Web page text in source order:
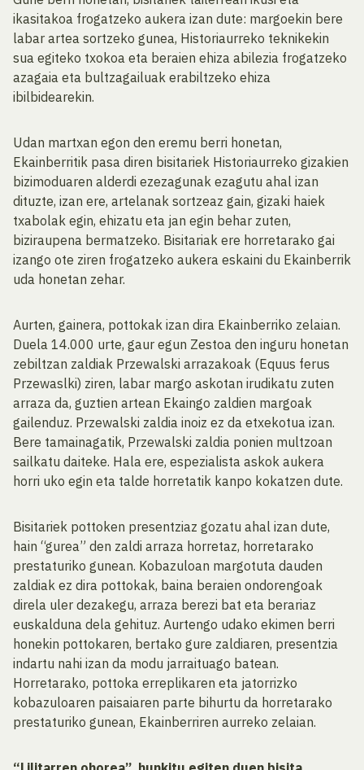
ikasitakoa frogatzeko aukera izan dute: margoekin bere
labar artea sortzeko gunea, Historiaurreko teknikekin
sua egiteko txokoa eta beraien ehiza abilezia frogatzeko
azagaia eta bultzagailuak erabiltzeko ehiza
ibilbidearekin.
Udan martxan egon den eremu berri honetan,
Ekainberritik pasa diren bisitariek Historiaurreko gizakien
bizimoduaren alderdi ezezagunak ezagutu ahal izan
dituzte, izan ere, artelanak sortzeaz gain, gizaki haiek
txabolak egin, ehizatu eta jan egin behar zuten,
biziraupena bermatzeko. Bisitariak ere horretarako gai
izango ote ziren frogatzeko aukera eskaini du Ekainberrik
uda honetan zehar.
Aurten, gainera, pottokak izan dira Ekainberriko zelaian.
Duela 14.000 urte, gaur egun Zestoa den inguru honetan
zebiltzan zaldiak Przewalski arrazakoak (Equus ferus
Przewaslki) ziren, labar margo askotan irudikatu zuten
arraza da, guztien artean Ekaingo zaldien margoak
gailenduz. Przewalski zaldia inoiz ez da etxekotua izan.
Bere tamainagatik, Przewalski zaldia ponien multzoan
sailkatu daiteke. Hala ere, espezialista askok aukera
horri uko egin eta talde horretatik kanpo kokatzen dute.
Bisitariek pottoken presentziaz gozatu ahal izan dute,
hain “gurea” den zaldi arraza horretaz, horretarako
prestaturiko gunean. Kobazuloan margotuta dauden
zaldiak ez dira pottokak, baina beraien ondorengoak
direla uler dezakegu, arraza berezi bat eta berariaz
euskalduna dela gehituz. Aurtengo udako ekimen berri
honekin pottokaren, bertako gure zaldiaren, presentzia
indartu nahi izan da modu jarraituago batean.
Horretarako, pottoka erreplikaren eta jatorrizko
kobazuloaren paisaiaren parte bihurtu da horretarako
prestaturiko gunean, Ekainberriren aurreko zelaian.